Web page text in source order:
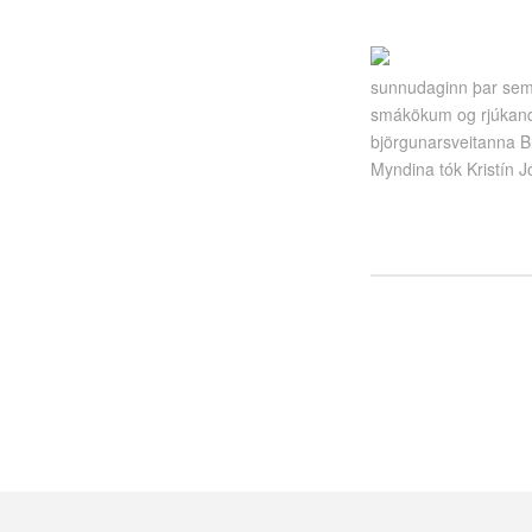
sunnudaginn þar
smákökum og
björgunarsveitanna
Myndina tók Kristín